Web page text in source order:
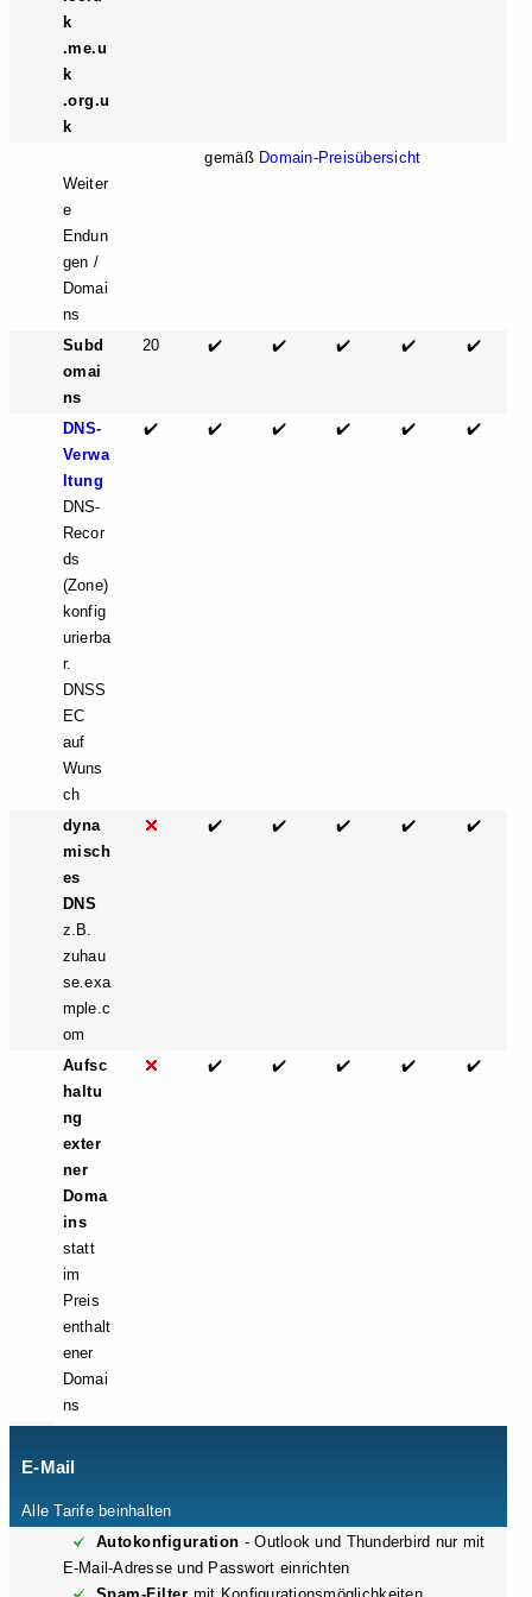
k
.me.u
k
.org.u
k
Weiter
e
Endun
gen /
Domai
ns
gemäß Domain-Preisübersicht
Subd
omai
ns
20 ✔️ ✔️ ✔️ ✔️ ✔️
DNS-
Verwa
ltung
DNS-
Recor
ds
(Zone)
konfig
urierba
r.
DNSS
EC
auf
Wuns
ch
✔️ ✔️ ✔️ ✔️ ✔️ ✔️
dyna
misch
es
DNS
z.B.
zuhau
se.exa
mple.c
om
✔️ ✔️ ✔️ ✔️ ✔️
Aufsc
haltu
ng
exter
ner
Doma
ins
statt
im
Preis
enthalt
ener
Domai
ns
✔️ ✔️ ✔️ ✔️ ✔️
E-Mail
Alle Tarife beinhalten
Autokonfiguration - Outlook und Thunderbird nur mit
E-Mail-Adresse und Passwort einrichten